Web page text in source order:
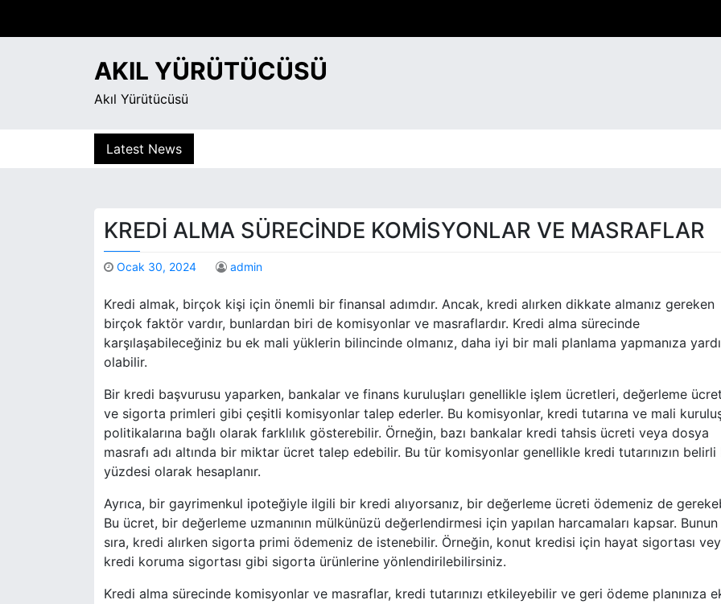
AKIL YÜRÜTÜCÜSÜ
Akıl Yürütücüsü
Latest News
KREDI ALMA SÜRECINDE KOMISYONLAR VE MASRAFLAR
Ocak 30, 2024 admin
Kredi almak, birçok kişi için önemli bir finansal adımdır. Ancak, kredi alırken dikkate almanız gereken
birçok faktör vardır, bunlardan biri de komisyonlar ve masraflardır. Kredi alma sürecinde
karşılaşabileceğiniz bu ek mali yüklerin bilincinde olmanız, daha iyi bir mali planlama yapmanıza
olabilir.
Bir kredi başvurusu yaparken, bankalar ve finans kuruluşları genellikle işlem ücretleri, değerleme
ve sigorta primleri gibi çeşitli komisyonlar talep ederler. Bu komisyonlar, kredi tutarına ve mali
politikalarına bağlı olarak farklılık gösterebilir. Örneğin, bazı bankalar kredi tahsis ücreti veya dosya
masrafı adı altında bir miktar ücret talep edebilir. Bu tür komisyonlar genellikle kredi tutarınızın belirli
yüzdesi olarak hesaplanır.
Ayrıca, bir gayrimenkul ipoteğiyle ilgili bir kredi alıyorsanız, bir değerleme ücreti ödemeniz de
Bu ücret, bir değerleme uzmanının mülkünüzü değerlendirmesi için yapılan harcamaları kapsar. Bunun
sıra, kredi alırken sigorta primi ödemeniz de istenebilir. Örneğin, konut kredisi için hayat sigortası
kredi koruma sigortası gibi sigorta ürünlerine yönlendirilebilirsiniz.
Kredi alma sürecinde komisyonlar ve masraflar, kredi tutarınızı etkileyebilir ve geri ödeme planınıza